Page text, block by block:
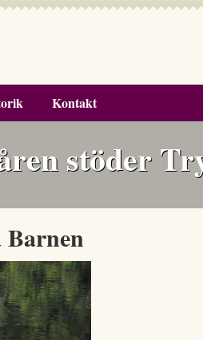
Kontakt
stöder
Barnen